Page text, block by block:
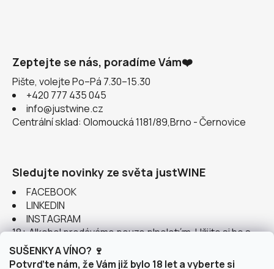
SUŠENKY A VÍNO? 🍷
Potvrďte nám, že Vám již bylo 18 let a vyberte si
Zeptejte se nás, poradíme Vám❤️
Pište, volejte Po–Pá 7.30–15.30
+420 777 435 045
info@justwine.cz
Centrální sklad: Olomoucká 1181/89,Brno - Černovice
Sledujte novinky ze světa justWINE
FACEBOOK
LINKEDIN
INSTAGRAM
18+ Alkohol prodáváme pouze plnoletým. Užijte si ho s
rozumem.